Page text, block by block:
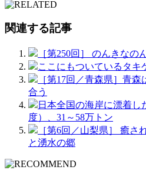
関連する記事
［第250回］ のんきなの
ここにもついているタキ
［第17回／青森県］青
合う
日本全国の海岸に漂着し
度）、31～58万トン
［第6回／山梨県］ 癒
と湧水の郷